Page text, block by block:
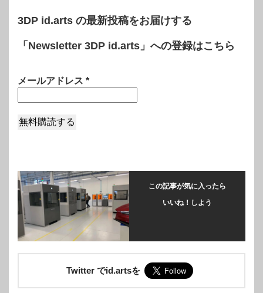
3DP id.arts の最新投稿をお届けする
「Newsletter 3DP id.arts」への登録はこちら
メールアドレス *
この記事が気に入ったら
いいね！しよう
Twitter でid.artsを